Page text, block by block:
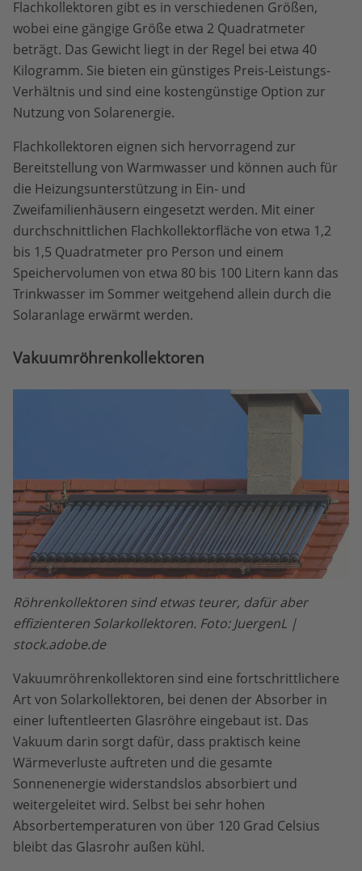
Flachkollektoren gibt es in verschiedenen Größen,
wobei eine gängige Größe etwa 2 Quadratmeter
beträgt. Das Gewicht liegt in der Regel bei etwa 40
Kilogramm. Sie bieten ein günstiges Preis-Leistungs-
Verhältnis und sind eine kostengünstige Option zur
Nutzung von Solarenergie.
Flachkollektoren eignen sich hervorragend zur
Bereitstellung von Warmwasser und können auch für
die Heizungsunterstützung in Ein- und
Zweifamilienhäusern eingesetzt werden. Mit einer
durchschnittlichen Flachkollektorfläche von etwa 1,2
bis 1,5 Quadratmeter pro Person und einem
Speichervolumen von etwa 80 bis 100 Litern kann das
Trinkwasser im Sommer weitgehend allein durch die
Solaranlage erwärmt werden.
Vakuumröhrenkollektoren
Röhrenkollektoren sind etwas teurer, dafür aber
effizienteren Solarkollektoren. Foto: JuergenL |
stock.adobe.de
Vakuumröhrenkollektoren sind eine fortschrittlichere
Art von Solarkollektoren, bei denen der Absorber in
einer luftentleerten Glasröhre eingebaut ist. Das
Vakuum darin sorgt dafür, dass praktisch keine
Wärmeverluste auftreten und die gesamte
Sonnenenergie widerstandslos absorbiert und
weitergeleitet wird. Selbst bei sehr hohen
Absorbertemperaturen von über 120 Grad Celsius
bleibt das Glasrohr außen kühl.